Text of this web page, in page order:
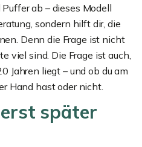
ab – dieses Modell
sondern hilft dir, die
Denn die Frage ist nicht
viel sind. Die Frage ist auch,
Jahren liegt – und ob du am
Hand hast oder nicht.
später